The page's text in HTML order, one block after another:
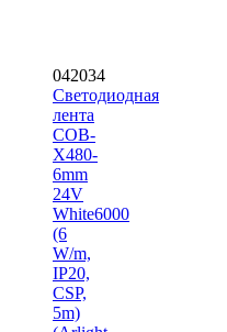
042034
Светодиодная
лента
COB-
X480-
6mm
24V
White6000
(6
W/m,
IP20,
CSP,
5m)